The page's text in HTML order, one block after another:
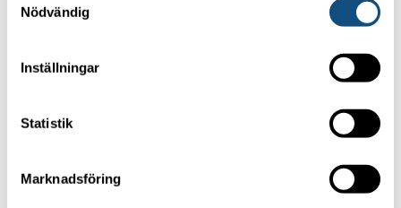
Nödvändig
Inställningar
Statistik
Marknadsföring
Med rätt information kan vi hjälpa dig att hitta den
till oss så tar vi fram ett uthyrningsalternativ som
Minikranar – smidiga lyftlösningar för